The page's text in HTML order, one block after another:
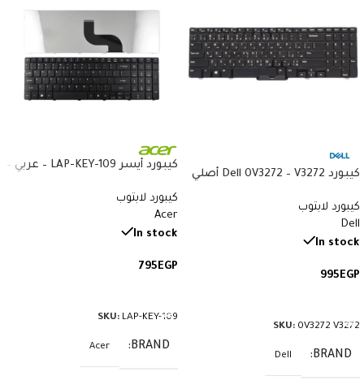
كيبورد Dell 0V3272 – V3272 أصلي
بالعربي والإنجليزي
كيبورد لابتوب
Dell
In stock
995EGP
SKU: 0V3272 V3272
BRAND
Dell
كيبورد أيسر LAP-KEY-109 – عربي –
و8935G
كيبورد لابتوب
Acer
In stock
795EGP
SKU: LAP-KEY-109
BRAND
Acer